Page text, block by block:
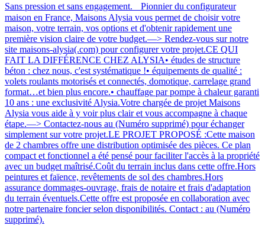
Sans pression et sans engagement. Pionnier du configurateur
maison en France, Maisons Alysia vous permet de choisir votre
maison, votre terrain, vos options et d'obtenir rapidement une
première vision claire de votre budget.—> Rendez-vous sur notre
site maisons-alysia(.com) pour configurer votre projet.CE QUI
FAIT LA DIFFÉRENCE CHEZ ALYSIA• études de structure
béton : chez nous, c'est systématique !• équipements de qualité :
volets roulants motorisés et connectés, domotique, carrelage grand
format…et bien plus encore.• chauffage par pompe à chaleur garanti
10 ans : une exclusivité Alysia.Votre chargée de projet Maisons
Alysia vous aide à y voir plus clair et vous accompagne à chaque
étape.—> Contactez-nous au (Numéro supprimé) pour échanger
simplement sur votre projet.LE PROJET PROPOSÉ :Cette maison
de 2 chambres offre une distribution optimisée des pièces. Ce plan
compact et fonctionnel a été pensé pour faciliter l'accès à la propriété
avec un budget maîtrisé.Coût du terrain inclus dans cette offre.Hors
peintures et faïence, revêtements de sol des chambres.Hors
assurance dommages-ouvrage, frais de notaire et frais d'adaptation
du terrain éventuels.Cette offre est proposée en collaboration avec
notre partenaire foncier selon disponibilités. Contact : au (Numéro
supprimé).